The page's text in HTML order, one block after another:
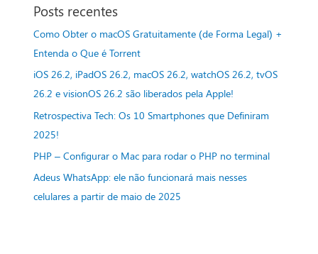
Posts recentes
Como Obter o macOS Gratuitamente (de Forma Legal) +
Entenda o Que é Torrent
iOS 26.2, iPadOS 26.2, macOS 26.2, watchOS 26.2, tvOS
26.2 e visionOS 26.2 são liberados pela Apple!
Retrospectiva Tech: Os 10 Smartphones que Definiram
2025!
PHP – Configurar o Mac para rodar o PHP no terminal
Adeus WhatsApp: ele não funcionará mais nesses
celulares a partir de maio de 2025